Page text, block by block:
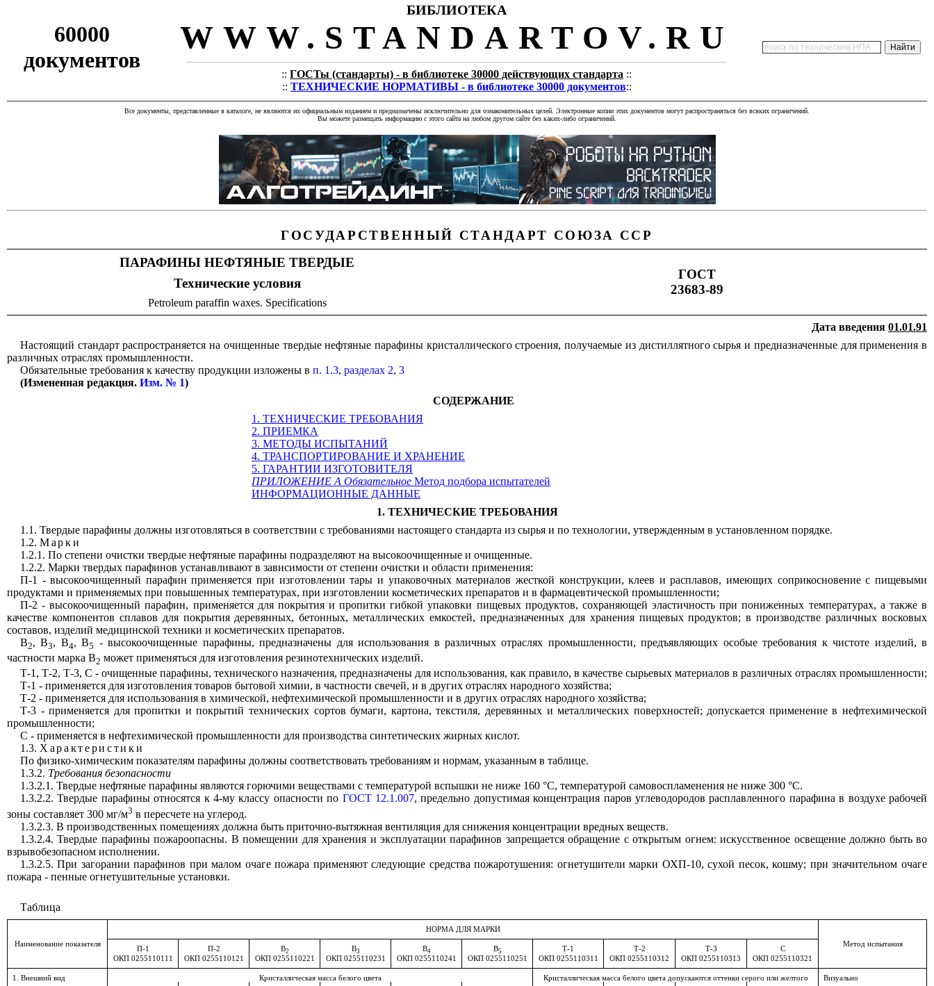
60000
документов
БИБЛИОТЕКА
WWW.STANDARTOV.RU
:: ГОСТы (стандарты) - в библиотеке 30000 действующих стандарта ::
:: ТЕХНИЧЕСКИЕ НОРМАТИВЫ - в библиотеке 30000 документов::
Все документы, представленные в каталоге, не являются их официальным изданием и предназначены исключительно для ознакомительных целей. Электронные копии этих документов могут распространяться без всяких ограничений.
Вы можете размещать информацию с этого сайта на любом другом сайте без каких-либо ограничений.
ГОСУДАРСТВЕННЫЙ СТАНДАРТ СОЮЗА ССР
ПАРАФИНЫ НЕФТЯНЫЕ ТВЕРДЫЕ
Технические условия
Petroleum paraffin waxes. Specifications
ГОСТ
23683-89
Дата введения 01.01.91
Настоящий стандарт распространяется на очищенные твердые нефтяные парафины кристаллического строения, получаемые из дистиллятного сырья и предназначенные для применения в
различных отраслях промышленности.
Обязательные требования к качеству продукции изложены в п. 1.3, разделах 2, 3
(Измененная редакция. Изм. № 1)
СОДЕРЖАНИЕ
1. ТЕХНИЧЕСКИЕ ТРЕБОВАНИЯ
2. ПРИЕМКА
3. МЕТОДЫ ИСПЫТАНИЙ
4. ТРАНСПОРТИРОВАНИЕ И ХРАНЕНИЕ
5. ГАРАНТИИ ИЗГОТОВИТЕЛЯ
ПРИЛОЖЕНИЕ А Обязательное Метод подбора испытателей
ИНФОРМАЦИОННЫЕ ДАННЫЕ
1. ТЕХНИЧЕСКИЕ ТРЕБОВАНИЯ
1.1. Твердые парафины должны изготовляться в соответствии с требованиями настоящего стандарта из сырья и по технологии, утвержденным в установленном порядке.
1.2. Марки
1.2.1. По степени очистки твердые нефтяные парафины подразделяют на высокоочищенные и очищенные.
1.2.2. Марки твердых парафинов устанавливают в зависимости от степени очистки и области применения:
П-1 - высокоочищенный парафин применяется при изготовлении тары и упаковочных материалов жесткой конструкции, клеев и расплавов, имеющих соприкосновение с пищевыми
продуктами и применяемых при повышенных температурах, при изготовлении косметических препаратов и в фармацевтической промышленности;
П-2 - высокоочищенный парафин, применяется для покрытия и пропитки гибкой упаковки пищевых продуктов, сохраняющей эластичность при пониженных температурах, а также в
качестве компонентов сплавов для покрытия деревянных, бетонных, металлических емкостей, предназначенных для хранения пищевых продуктов; в производстве различных восковых
составов, изделий медицинской техники и косметических препаратов.
В2, В3, В4, B5 - высокоочищенные парафины, предназначены для использования в различных отраслях промышленности, предъявляющих особые требования к чистоте изделий, в
частности марка В2 может применяться для изготовления резинотехнических изделий.
Т-1, Т-2, Т-3, С - очищенные парафины, технического назначения, предназначены для использования, как правило, в качестве сырьевых материалов в различных отраслях промышленности;
Т-1 - применяется для изготовления товаров бытовой химии, в частности свечей, и в других отраслях народного хозяйства;
Т-2 - применяется для использования в химической, нефтехимической промышленности и в других отраслях народного хозяйства;
Т-3 - применяется для пропитки и покрытий технических сортов бумаги, картона, текстиля, деревянных и металлических поверхностей; допускается применение в нефтехимической
промышленности;
С - применяется в нефтехимической промышленности для производства синтетических жирных кислот.
1.3. Характеристики
По физико-химическим показателям парафины должны соответствовать требованиям и нормам, указанным в таблице.
1.3.2. Требования безопасности
1.3.2.1. Твердые нефтяные парафины являются горючими веществами с температурой вспышки не ниже 160 °С, температурой самовоспламенения не ниже 300 °С.
1.3.2.2. Твердые парафины относятся к 4-му классу опасности по ГОСТ 12.1.007, предельно допустимая концентрация паров углеводородов расплавленного парафина в воздухе рабочей
зоны составляет 300 мг/м3 в пересчете на углерод.
1.3.2.3. В производственных помещениях должна быть приточно-вытяжная вентиляция для снижения концентрации вредных веществ.
1.3.2.4. Твердые парафины пожароопасны. В помещении для хранения и эксплуатации парафинов запрещается обращение с открытым огнем: искусственное освещение должно быть во
взрывобезопасном исполнении.
1.3.2.5. При загорании парафинов при малом очаге пожара применяют следующие средства пожаротушения: огнетушители марки ОХП-10, сухой песок, кошму; при значительном очаге
пожара - пенные огнетушительные установки.
Таблица
Наименование показателя
НОРМА ДЛЯ MAPКИ
Метод испытания
П-1 П-2 В2 В3 В4 В5 Т-1 Т-2 Т-3
С
ОКП 0255110111
ОКП 0255110121 ОКП 0255110221 ОКП 0255110231 ОКП 0255110241 ОКП 0255110251 ОКП 0255110311 ОКП 0255110312 ОКП 0255110313 ОКП 0255110321
1. Внешний вид Кристаллическая масса белого цвета Кристаллическая масса белого цвета допускаются оттенки серого или желтого
Визуально